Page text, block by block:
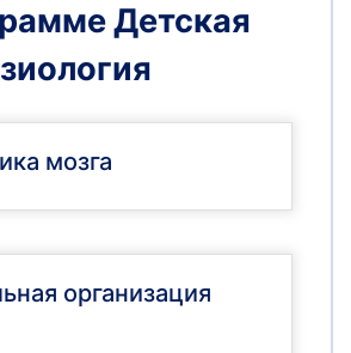
Детская
мозга
организация